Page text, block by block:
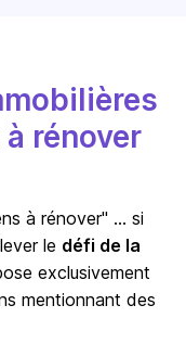
rénover
à rénover" … si
le défi de la
exclusivement
mentionnant des